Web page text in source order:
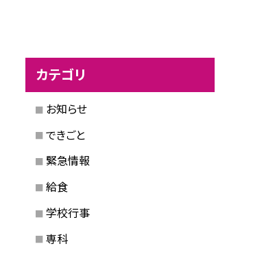
カテゴリ
お知らせ
できごと
緊急情報
給食
学校行事
専科